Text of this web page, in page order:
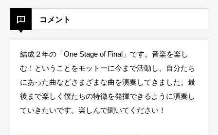
コメント
結成２年の「One Stage of Final」です。音楽を楽し
む！ということをモットーに今まで活動し、自分たち
にあった曲などさまざまな曲を演奏してきました。最
後まで楽しく僕たちの特徴を発揮できるように演奏し
ていきたいです。楽しんで聞いてください！